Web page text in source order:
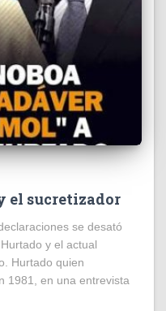
el sucretizador
se desató
y el actual
Hurtado quien
1981, en una entrevista